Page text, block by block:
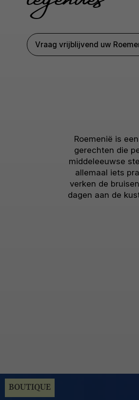
Vraag vrijblijvend uw
Roemenië is
gerechten die
middeleeuwse
allemaal iets
verken de
dagen aan de
BOUTIQUE